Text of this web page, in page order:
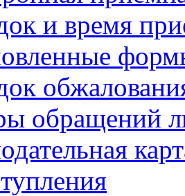
и время
обращений